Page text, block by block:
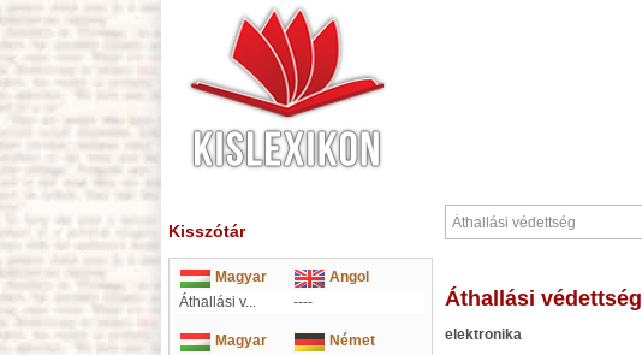
Kisszótár
Magyar
Angol
Áthallási v...
----
Magyar
Német
Áthallási védettség
elektronika